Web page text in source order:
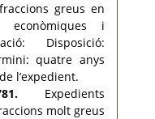
greus en
econòmiques i
Disposició:
quatre anys
l’expedient.
Expedients
molt greus